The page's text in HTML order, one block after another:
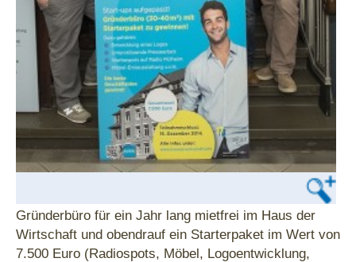
Gründerbüro für ein Jahr lang mietfrei im Haus der
Wirtschaft und obendrauf ein Starterpaket im Wert von
7.500 Euro (Radiospots, Möbel, Logoentwicklung,